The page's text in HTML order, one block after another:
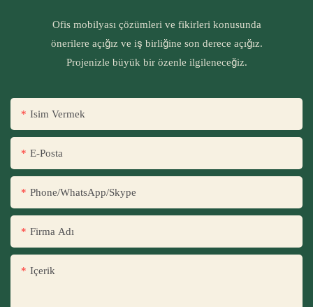
Ofis mobilyası çözümleri ve fikirleri konusunda
önerilere açığız ve iş birliğine son derece açığız.
Projenizle büyük bir özenle ilgileneceğiz.
Isim Vermek
E-Posta
Phone/WhatsApp/Skype
Firma Adı
Içerik